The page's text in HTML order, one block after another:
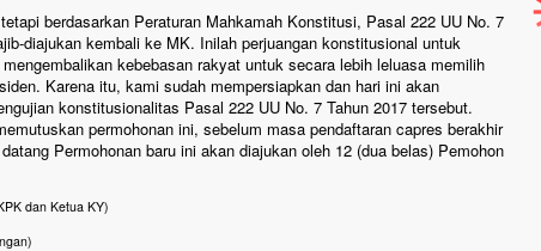
berdasarkan Peraturan Mahkamah Konstitusi, Pasal 222 UU No. 7
diajukan kembali ke MK. Inilah perjuangan konstitusional untuk
kebebasan rakyat untuk secara lebih leluasa memilih
Karena itu, kami sudah mempersiapkan dan hari ini akan
konstitusionalitas Pasal 222 UU No. 7 Tahun 2017 tersebut.
permohonan ini, sebelum masa pendaftaran capres berakhir
Permohonan baru ini akan diajukan oleh 12 (dua belas) Pemohon
dan Ketua KY)